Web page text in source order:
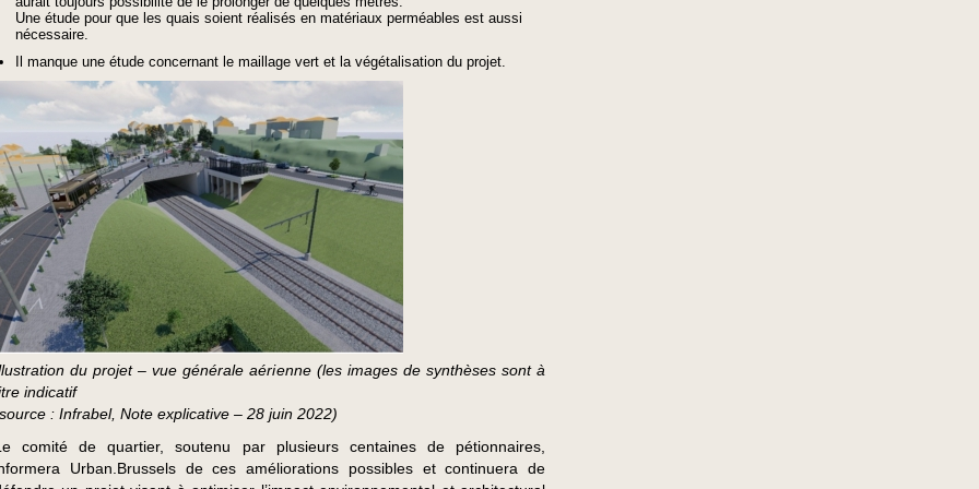
Une étude pour que les quais soient réalisés en matériaux perméables est aussi
nécessaire.
Il manque une étude concernant le maillage vert et la végétalisation du projet.
du projet – vue générale aérienne (les images de synthèses sont à
indicatif
: Infrabel, Note explicative – 28 juin 2022)
comité de quartier, soutenu par plusieurs centaines de pétionnaires,
Urban.Brussels de ces améliorations possibles et continuera de